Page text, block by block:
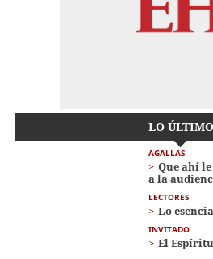
LO ÚLTIMO
AGALLAS
Que ahí
a la
LECTORES
Lo
INVITADO
El